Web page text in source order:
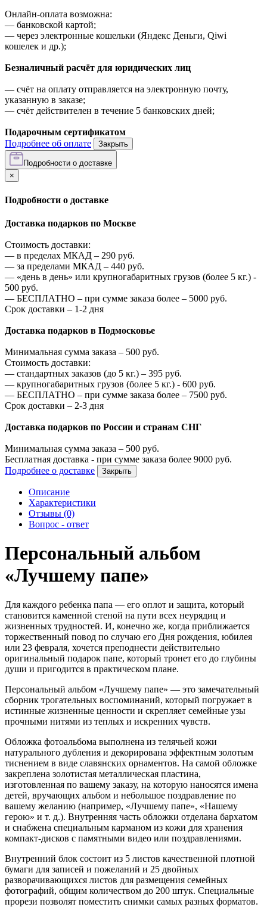
Онлайн-оплата возможна:
— банковской картой;
— через электронные кошельки (Яндекс Деньги, Qiwi
кошелек и др.);
Безналичный расчёт для юридических лиц
— счёт на оплату отправляется на электронную почту,
указанную в заказе;
— счёт действителен в течение 5 банковских дней;
Подарочным сертификатом
Подробнее об оплате
Закрыть
Подробности о доставке
×
Подробности о доставке
Доставка подарков по Москве
Стоимость доставки:
— в пределах МКАД – 290 руб.
— за пределами МКАД – 440 руб.
— «день в день» или крупногабаритных грузов (более 5 кг.) -
500 руб.
— БЕСПЛАТНО – при сумме заказа более – 5000 руб.
Срок доставки – 1-2 дня
Доставка подарков в Подмосковье
Минимальная сумма заказа – 500 руб.
Стоимость доставки:
— стандартных заказов (до 5 кг.) – 395 руб.
— крупногабаритных грузов (более 5 кг.) - 600 руб.
— БЕСПЛАТНО – при сумме заказа более – 7500 руб.
Срок доставки – 2-3 дня
Доставка подарков по России и странам СНГ
Минимальная сумма заказа – 500 руб.
Бесплатная доставка - при сумме заказа более 9000 руб.
Подробнее о доставке
Закрыть
Описание
Характеристики
Отзывы (0)
Вопрос - ответ
Персональный альбом
«Лучшему папе»
Для каждого ребенка папа — его оплот и защита, который
становится каменной стеной на пути всех неурядиц и
жизненных трудностей. И, конечно же, когда приближается
торжественный повод по случаю его Дня рождения, юбилея
или 23 февраля, хочется преподнести действительно
оригинальный подарок папе, который тронет его до глубины
души и пригодится в практическом плане.
Персональный альбом «Лучшему папе» — это замечательный
сборник трогательных воспоминаний, который погружает в
истинные жизненные ценности и скрепляет семейные узы
прочными нитями из теплых и искренних чувств.
Обложка фотоальбома выполнена из телячьей кожи
натурального дубления и декорирована эффектным золотым
тиснением в виде славянских орнаментов. На самой обложке
закреплена золотистая металлическая пластина,
изготовленная по вашему заказу, на которую наносятся имена
детей, вручающих альбом и небольшое поздравление по
вашему желанию (например, «Лучшему папе», «Нашему
герою» и т. д.). Внутренняя часть обложки отделана бархатом
и снабжена специальным карманом из кожи для хранения
компакт-дисков с памятными видео или поздравлениями.
Внутренний блок состоит из 5 листов качественной плотной
бумаги для записей и пожеланий и 25 двойных
разворачивающихся листов для размещения семейных
фотографий, общим количеством до 200 штук. Специальные
прорези позволят поместить снимки самых разных форматов.